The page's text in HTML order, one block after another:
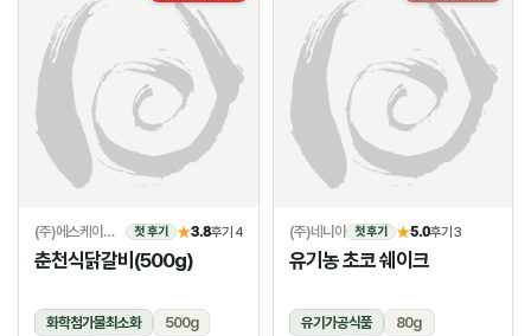
(주)에스케이위드 첫 후기 ★3.8후기 4
춘천식닭갈비(500g)
화학첨가물최소화
500g
(주)네니아 첫 후기 ★5.0후기 3
유기농 초코 쉐이크
유기가공식품
80g